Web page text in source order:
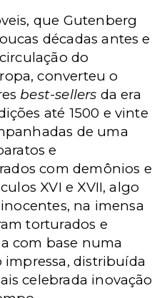
que Gutenberg
décadas antes e
do
converteu o
best-sellers da era
até 1500 e vinte
de uma
e
com demônios e
XVI e XVII, algo
na imensa
torturados e
com base numa
impressa, distribuída
celebrada inovação